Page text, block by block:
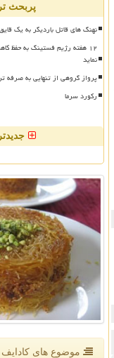
پربحث
نهنگ های قاتل باردیگر به یک
۱۲ هفته رژیم فستینگ به
نماید
پرواز گروهی از تنهایی به صرفه
رکورد سرما
موضوع های كادایف